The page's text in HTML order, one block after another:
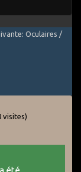
Oculaires /
visites)
été